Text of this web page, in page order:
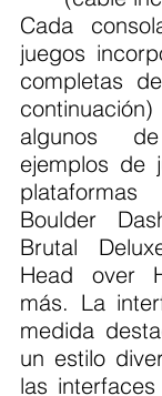
Cada
juegos
completas
algunos
ejemplos de
Boulder
Brutal
Head over
más. La
medida
un estilo
las